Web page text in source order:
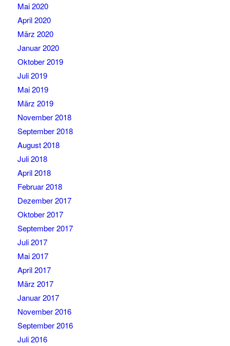
Mai 2020
April 2020
März 2020
Januar 2020
Oktober 2019
Juli 2019
Mai 2019
März 2019
November 2018
September 2018
August 2018
Juli 2018
April 2018
Februar 2018
Dezember 2017
Oktober 2017
September 2017
Juli 2017
Mai 2017
April 2017
März 2017
Januar 2017
November 2016
September 2016
Juli 2016